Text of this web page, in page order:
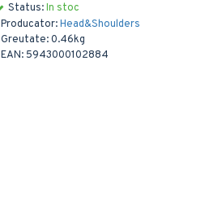
Status: In stoc
Producator: Head&Shoulders
Greutate: 0.46kg
EAN: 5943000102884